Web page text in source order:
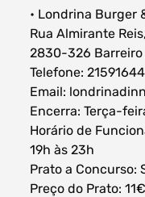
• Londrina Burger
Rua Almirante
2830-326 Barreiro
Telefone:
Email:
Encerra: Terça-
Horário de
19h às 23h
Prato a Concurso:
Preço do Prato: 11€